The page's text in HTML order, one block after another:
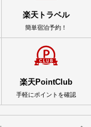
楽天トラベル
簡単宿泊予約！
楽天PointClub
手軽にポイントを確認